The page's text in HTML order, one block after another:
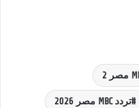
تردد MBC مصر 2026